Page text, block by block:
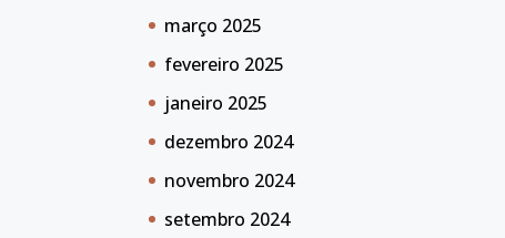
março 2025
fevereiro 2025
janeiro 2025
dezembro 2024
novembro 2024
setembro 2024